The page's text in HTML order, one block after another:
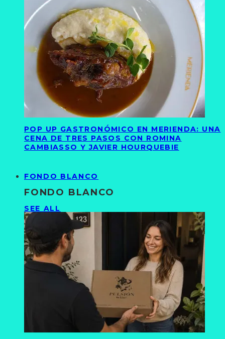
POP UP GASTRONÓMICO EN MERIENDA: UNA
CENA DE TRES PASOS CON ROMINA
CAMBIASSO Y JAVIER HOURQUEBIE
FONDO BLANCO
FONDO BLANCO
SEE ALL